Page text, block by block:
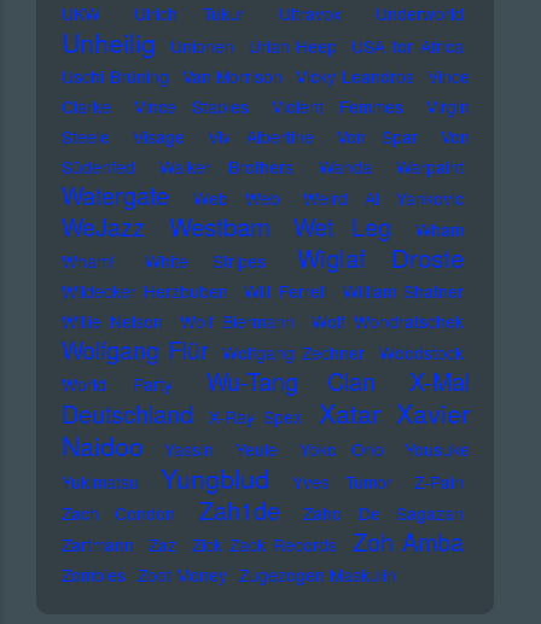
UKW Ulrich Tukur Ultravox Underworld
Unheilig Unionen Uriah Heep
USA for Africa
Uschi Brüning Van Morrison Vicky Leandros Vince
Clarke
Vince Staples Violent Femmes
Virgin
Steele
Visage Viv Albertine Von Spar
Von
Südenfed
Walker Brothers Wanda Warpaint
Watergate Web Web Weird Al Yankovic
WeJazz Westbam Wet Leg
Wham
Wham!
White Stripes Wiglaf Droste
Wildecker Herzbuben Will Ferrell
William Shatner
Willie Nelson
Wolf Biermann Wolf Wondratschek
Wolfgang Flür Wolfgang Zechner
Woodstock
World Party
Wu-Tang Clan
X-Mal
Deutschland
X-Ray Spex Xatar Xavier
Naidoo
Yassin Yeule Yoko Ono
Yousuke
Yukimatsu
Yungblud Yves Tumor
Z-Pain
Zach Condon
Zah1de
Zaho De Sagazan
Zartmann
Zaz Zick Zack Records Zoh Amba
Zombies Zoot Money Zugezogen Maskulin